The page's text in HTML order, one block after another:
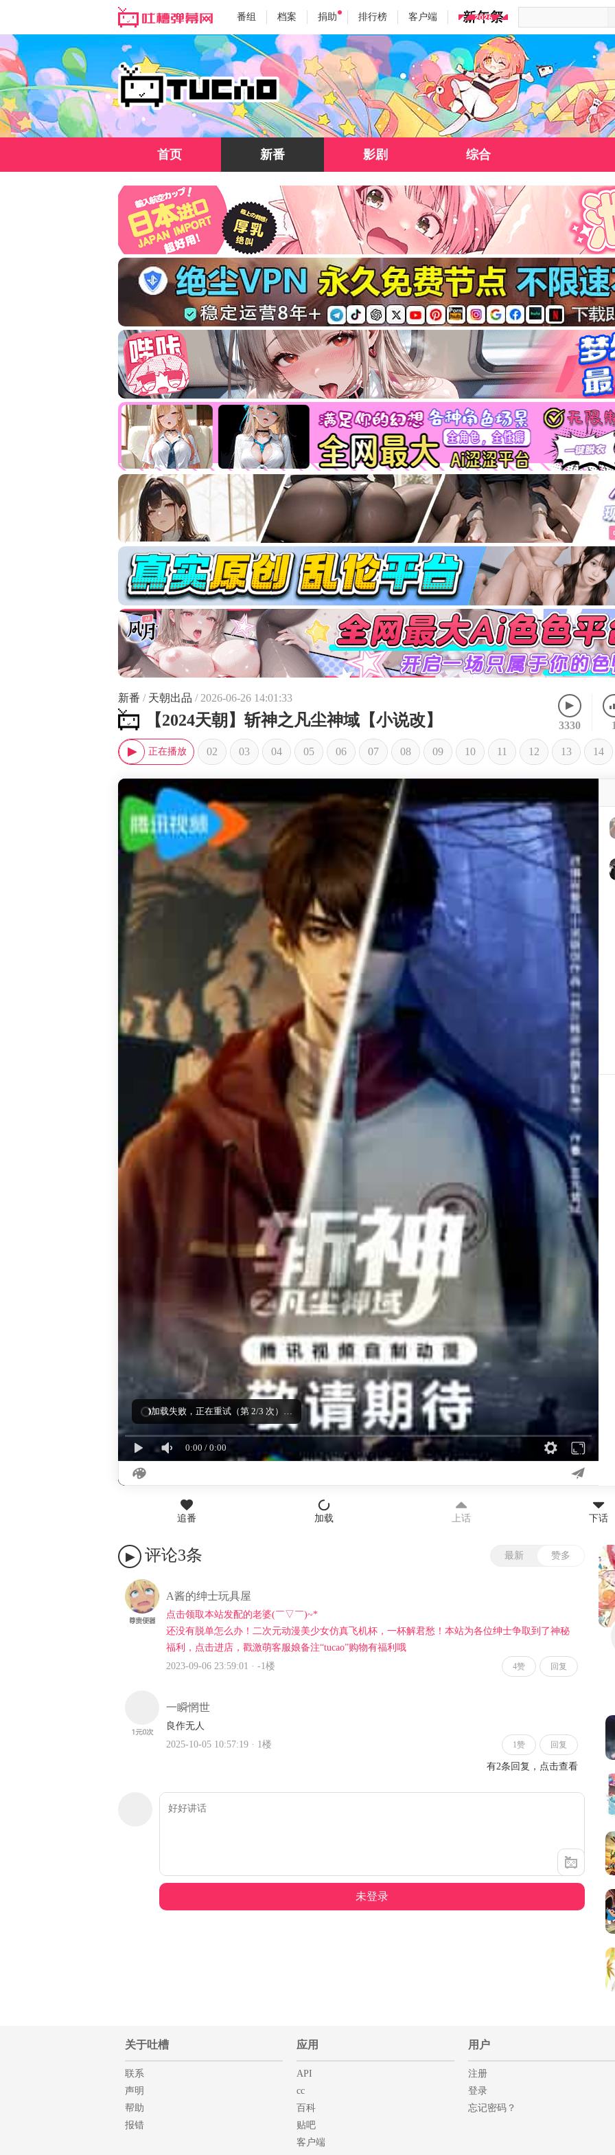
番组 档案 捐助 排行榜 客户端
首页 新番 影剧 综合
新番 / 天朝出品 / 2026-06-26 14:01:33
【2024天朝】斩神之凡尘神域【小说改】 3330
02 03 04 05 06 07 08 09 10 11 12 13 14
0:00 / 0:00
正在连接视频源…
追番 加载 上话 下话
关于吐槽
联系
声明
帮助
报错
应用
API
cc
百科
贴吧
客户端
用户
注册
登录
忘记密码？